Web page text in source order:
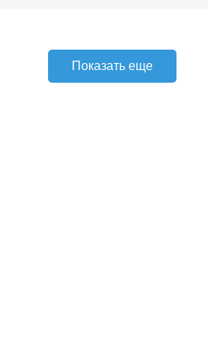
Показать еще